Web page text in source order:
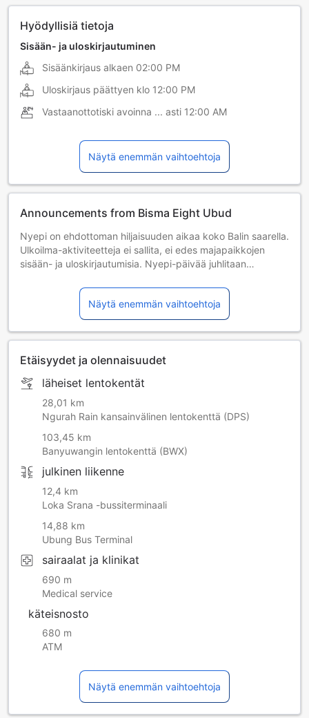
Hyödyllisiä tietoja
Sisään- ja uloskirjautuminen
Sisäänkirjaus alkaen 02:00 PM
Uloskirjaus päättyen klo 12:00 PM
Vastaanottotiski avoinna ... asti 12:00 AM
Näytä enemmän vaihtoehtoja
Announcements from Bisma Eight Ubud
Nyepi on ehdottoman hiljaisuuden aikaa koko Balin saarella.
Ulkoilma-aktiviteetteja ei sallita, ei edes majapaikkojen
sisään- ja uloskirjautumisia. Nyepi-päivää juhlitaan
Nyepi Religious Day: Please be informed that Bali island
celebrates Nyepi (Silent) day each year. The Nyepi (Silent)
Day is a day of absolute silence throughout the island. No
check-out from hotels. 29 March 2025 | 19 March 2026 | 8
Näytä enemmän vaihtoehtoja
Etäisyydet ja olennaisuudet
läheiset lentokentät
28,01 km
Ngurah Rain kansainvälinen lentokenttä (DPS)
103,45 km
Banyuwangin lentokenttä (BWX)
julkinen liikenne
12,4 km
Loka Srana -bussiterminaali
14,88 km
Ubung Bus Terminal
sairaalat ja klinikat
690 m
Medical service
käteisnosto
680 m
ATM
Näytä enemmän vaihtoehtoja